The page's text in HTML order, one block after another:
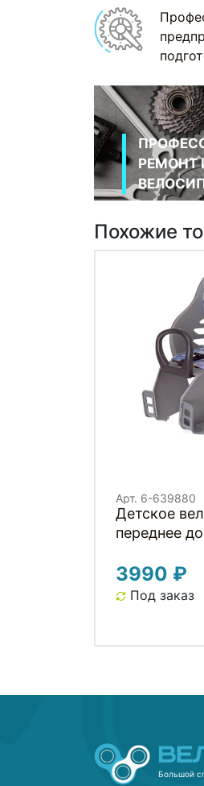
РЕМОНТ
Похожие
Арт. 6-639880
Детское
переднее до
3990 ₽
Под заказ
Большой